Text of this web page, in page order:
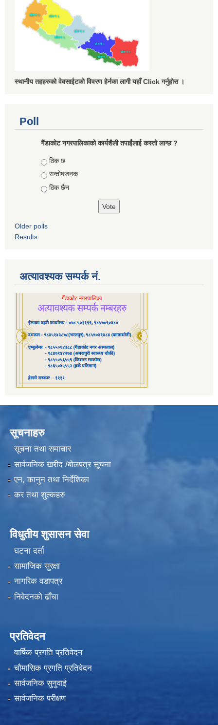
स्थानीय तहहरुको वेवसाईटको विवरण हेर्नका लागी यहाँ Click गर्नुहोस ।
Poll
गैंडाकोट नगरपालिकाको कार्यशैली तपाईंलाई कस्तो लाग्छ ?
Choices
ठिक छ
सन्तोषजनक
ठिक छैन
Older polls
Results
अत्यावश्यक सम्पर्क नं.
सूचनाहरु
सूचना तथा समाचार
सार्वजनिक खरीद /बोलपत्र सूचना
एन, कानुन तथा निर्देशिका
कर तथा शुल्कहरु
विधुतीय शुसासन सेवा
घटना दर्ता
सामाजिक सुरक्षा
नागरिक वडापत्र
निवेदनको ढाँचा
प्रतिवेदन
वार्षिक प्रगति प्रतिवेदन
चौमासिक प्रगति प्रतिवेदन
सार्वजनिक सुनुवाई
सार्वजनिक परीक्षण